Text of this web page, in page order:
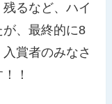
るなど、ハイ
、最終的に8
賞者のみなさ
！